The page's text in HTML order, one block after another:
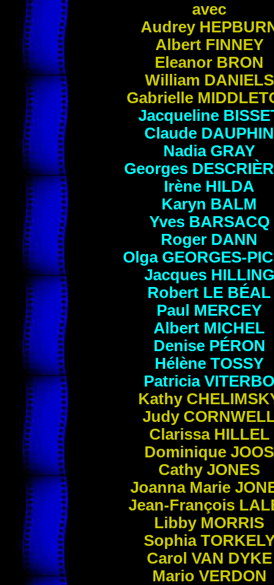
avec
Audrey
Albert FINNEY
Eleanor BRON
William DANIELS
Gabrielle
Jacqueline
Claude DAUPHIN
Nadia GRAY
Georges
Irène HILDA
Karyn BALM
Yves BARSACQ
Roger DANN
Olga GEORGES-
Jacques HILLING
Robert LE BÉAL
Paul MERCEY
Albert MICHEL
Denise PÉRON
Hélène TOSSY
Patricia VITERBO
Kathy
Judy
Clarissa HILLEL
Dominique JOOS
Cathy JONES
Joanna Marie
Jean-François
Libby MORRIS
Sophia
Carol VAN DYKE
Mario VERDON